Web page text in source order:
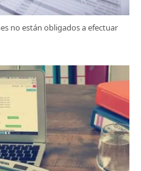
no están obligados a efectuar